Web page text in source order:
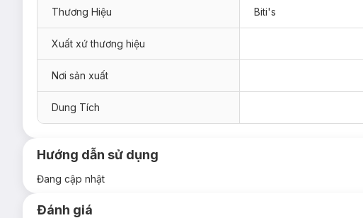
Thương Hiệu Biti's
Xuất xứ thương hiệu
Nơi sản xuất
Dung Tích
Hướng dẫn sử dụng
Đang cập nhật
Đánh giá